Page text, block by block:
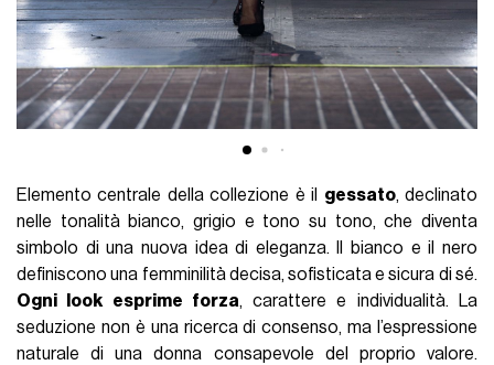
Elemento centrale della collezione è il gessato, declinato
nelle tonalità bianco, grigio e tono su tono, che diventa
simbolo di una nuova idea di eleganza. Il bianco e il nero
definiscono una femminilità decisa, sofisticata e sicura di sé.
Ogni look esprime forza, carattere e individualità. La
seduzione non è una ricerca di consenso, ma l’espressione
naturale di una donna consapevole del proprio valore.